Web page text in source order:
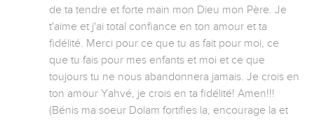
de ta tendre et forte main mon Dieu mon Père. Je
t'aime et j'ai total confiance en ton amour et ta
fidélité. Merci pour ce que tu as fait pour moi, ce
que tu fais pour mes enfants et moi et ce que
toujours tu ne nous abandonnera jamais. Je crois en
ton amour Yahvé, je crois en ta fidélité! Amen!!!
(Bénis ma soeur Dolam fortifies la, encourage la et